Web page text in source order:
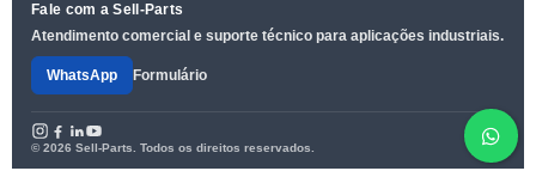
Fale com a Sell-Parts
Atendimento comercial e suporte técnico para aplicações industriais.
WhatsApp Formulário
© 2026 Sell-Parts. Todos os direitos reservados.